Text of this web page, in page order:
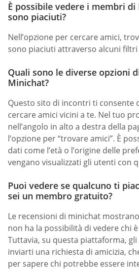
È possibile vedere i membri
sono piaciuti?
Nell’opzione per cercare amici,
sono piaciuti attraverso alcuni filtri
Quali sono le diverse opzioni
Minichat?
Questo sito di incontri ti consente
cercare amici vicini a te. Nel tuo
nell’angolo in alto a destra della
l’opzione per “trovare amici”. È
dati come l’età o l’origine delle
vengano visualizzati gli utenti con
Puoi vedere se qualcuno ti
sei un membro gratuito?
Le recensioni di minichat
non ha la possibilità di vedere chi
Tuttavia, su questa piattaforma,
inviarti una richiesta di amicizia,
per sapere chi potrebbe essere